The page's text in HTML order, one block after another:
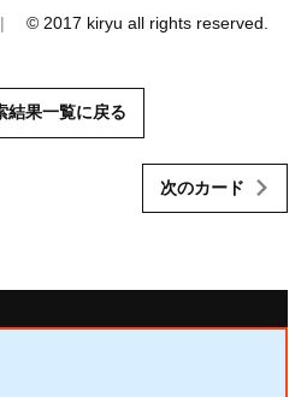
© 2017 kiryu all rights reserved.
結果一覧に戻る
次のカード